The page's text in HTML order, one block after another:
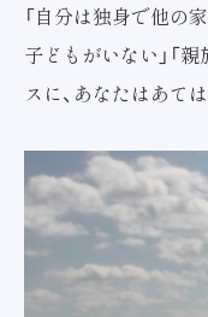
「自分は独身で他の
子どもがいない」「
スに、あなたはあて